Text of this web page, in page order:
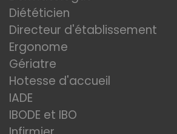
Diététicien
Directeur d'établissement
Ergonome
Gériatre
Hotesse d'accueil
IADE
IBODE et IBO